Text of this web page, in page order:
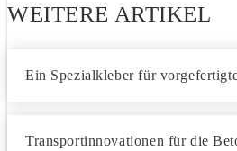
WEITERE ARTIKEL
Ein Spezialkleber für
Transportinnovationen für die